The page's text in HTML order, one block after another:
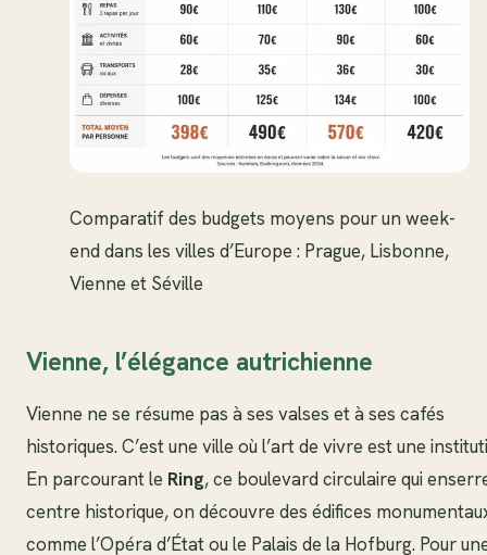
Comparatif des budgets moyens pour un week-
end dans les villes d’Europe : Prague, Lisbonne,
Vienne et Séville
Vienne, l’élégance autrichienne
Vienne ne se résume pas à ses valses et à ses cafés
historiques. C’est une ville où l’art de vivre est une
En parcourant le Ring, ce boulevard circulaire qui
centre historique, on découvre des édifices
comme l’Opéra d’État ou le Palais de la Hofburg. Pour